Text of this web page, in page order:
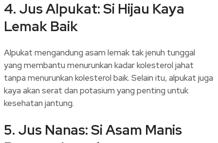
4. Jus Alpukat: Si Hijau Kaya
Lemak Baik
Alpukat mengandung asam lemak tak jenuh tunggal
yang membantu menurunkan kadar kolesterol jahat
tanpa menurunkan kolesterol baik. Selain itu, alpukat juga
kaya akan serat dan potasium yang penting untuk
kesehatan jantung.
5. Jus Nanas: Si Asam Manis